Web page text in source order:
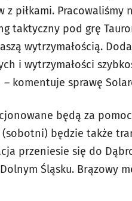
piłkami.
taktyczny pod grę
wytrzymałością.
i wytrzymałości
komentuje sprawę
będą za
(sobotni) będzie także
przeniesie się do
Śląsku. Brązowy